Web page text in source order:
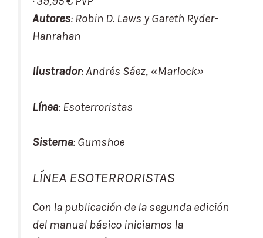
Autores: Robin D. Laws y Gareth Ryder-
Hanrahan
Ilustrador: Andrés Sáez, «Marlock»
Línea: Esoterroristas
Sistema: Gumshoe
LÍNEA ESOTERRORISTAS
Con la publicación de la segunda edición
del manual básico iniciamos la